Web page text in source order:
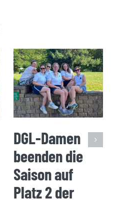
DGL-Damen
beenden die
Saison auf
Platz 2 der